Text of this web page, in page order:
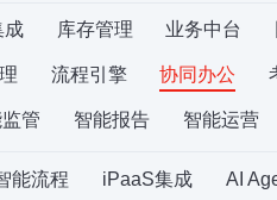
成 库存管理 业务中台
流程引擎 协同办公
管 智能报告 智能运营
能流程 iPaaS集成 AI